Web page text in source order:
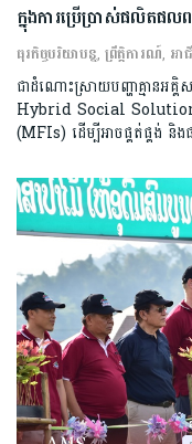
ក្នុងការប្រើប្រាស់ផលិតផល​ព
ធុរកិច្ចបរិយាបន្ន, ព្រឹត្តិការណ៍, អា
ជាដំណោះស្រាយបញ្ហាគ្មានអ
Hybrid Social Solutions
(MFIs) ដើម្បីអាចផ្គត់ផ្គង់ និ